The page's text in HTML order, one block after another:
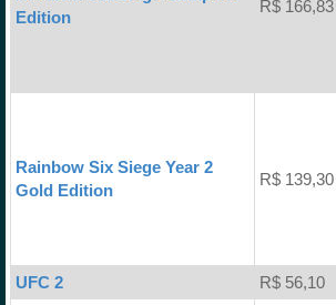
Edition
R$ 166,83
Rainbow Six Siege Year 2
Gold Edition
R$ 139,30
UFC 2
R$ 56,10